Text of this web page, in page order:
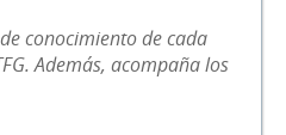
conocimiento de cada
Además, acompaña los